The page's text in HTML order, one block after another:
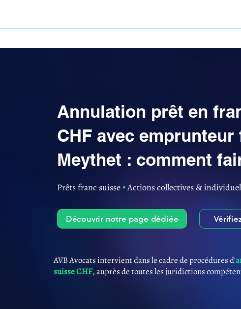
Annulation prêt en
CHF avec
Meythet : comment
Prêts franc suisse ▪︎Actions collectives &
Découvrir notre page dédiée
AVB Avocats intervient dans le cadre de procédures d'
suisse CHF, auprès de toutes les juridictions